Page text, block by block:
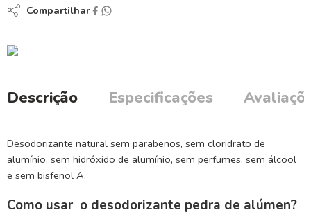
Compartilhar
Descrição Especificações
Desodorizante natural sem parabenos, sem cloridrato de
alumínio, sem hidróxido de alumínio, sem perfumes, sem álcool
e sem bisfenol A.
Como usar o desodorizante pedra de alúmen?